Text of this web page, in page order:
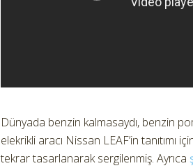
Dünyada benzin kalmasaydı, benzin
elekrikli aracı Nissan LEAF’in tanıtımı
tekrar tasarlanarak sergilenmiş. Ayrıca